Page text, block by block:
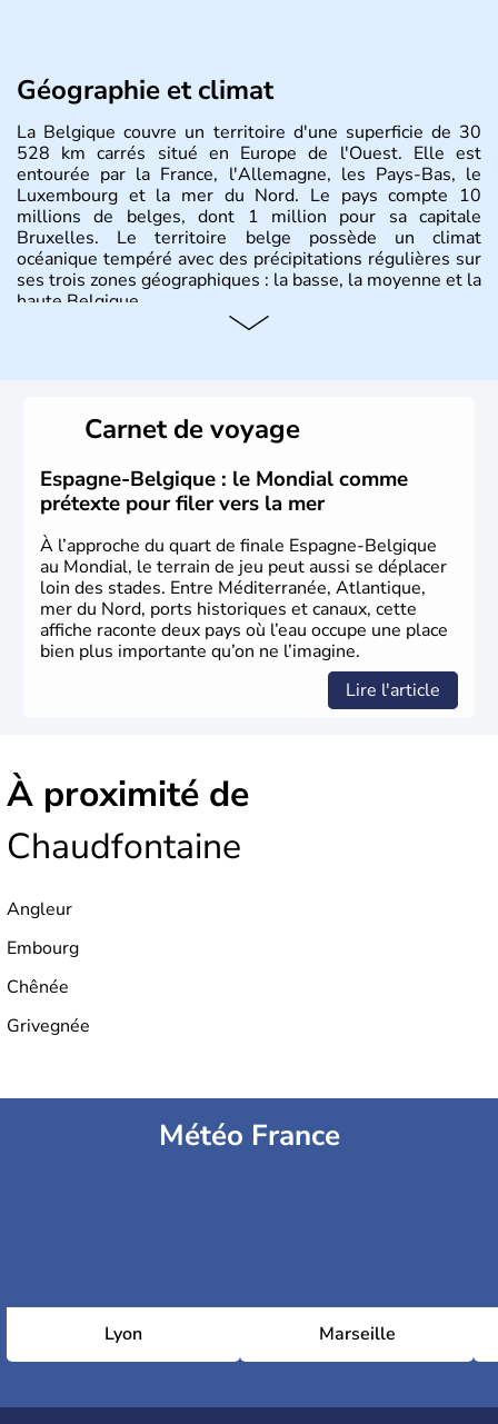
Géographie et climat
La Belgique couvre un territoire d'une superficie de 30
528 km carrés situé en Europe de l'Ouest. Elle est
entourée par la France, l'Allemagne, les Pays-Bas, le
Luxembourg et la mer du Nord. Le pays compte 10
millions de belges, dont 1 million pour sa capitale
Bruxelles. Le territoire belge possède un climat
océanique tempéré avec des précipitations régulières sur
ses trois zones géographiques : la basse, la moyenne et la
haute Belgique.
effectuée par Jules César : les Gaulois, les Aquitains et
les Belges. Décrite comme la nation la plus brave par le
général romain, la Belgique a été divisée en deux pays
jusqu'en 1795 : les Pays-Bas du Sud et la principauté de
Liège. Il faut attendre jusqu'en 1980 pour qu'elle
devienne un Etat fédéral reconnu par la constitution de
1993.
Carnet de voyage
Espagne-Belgique : le Mondial comme
prétexte pour filer vers la mer
À l’approche du quart de finale Espagne-Belgique
au Mondial, le terrain de jeu peut aussi se déplacer
loin des stades. Entre Méditerranée, Atlantique,
mer du Nord, ports historiques et canaux, cette
affiche raconte deux pays où l’eau occupe une place
bien plus importante qu’on ne l’imagine.
Lire l'article
À proximité de
Chaudfontaine
Angleur
Embourg
Chênée
Grivegnée
Météo France
Lyon Marseille